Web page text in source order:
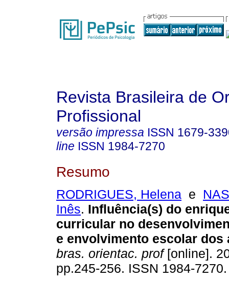
Revista Brasileira de
Profissional
versão impressa ISSN 1679-
line ISSN 1984-7270
Resumo
RODRIGUES, Helena e
Inês. Influência(s) do
curricular no
e envolvimento escolar dos
bras. orientac. prof[online].
pp.245-256. ISSN 1984-7270.